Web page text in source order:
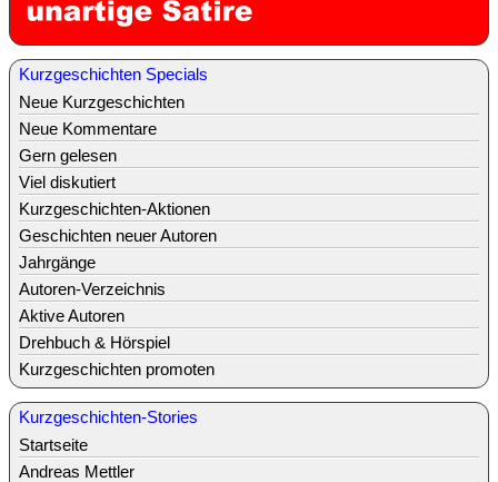
Kurzgeschichten Specials
Neue Kurzgeschichten
Neue Kommentare
Gern gelesen
Viel diskutiert
Kurzgeschichten-Aktionen
Geschichten neuer Autoren
Jahrgänge
Autoren-Verzeichnis
Aktive Autoren
Drehbuch & Hörspiel
Kurzgeschichten promoten
Kurzgeschichten-Stories
Startseite
Andreas Mettler